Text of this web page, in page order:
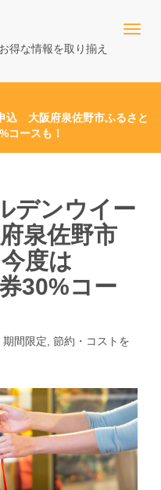
得な情報を取り揃え
込 大阪府泉佐野市ふるさと
ースも！
デンウイー
泉佐野市
度は
30%コー
期間限定 節約・コストを